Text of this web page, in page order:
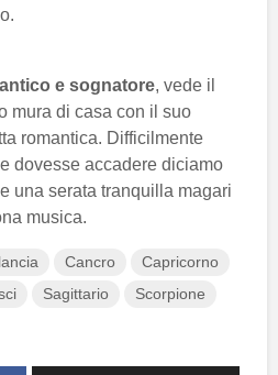
e sognatore, vede il
mura di casa con il suo
romantica. Difficilmente
dovesse accadere diciamo
una serata tranquilla magari
musica.
Cancro
Capricorno
Sagittario
Scorpione